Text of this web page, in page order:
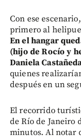
Con ese
primero al
En el hangar
(hijo de Rocío y
Daniela
quienes
después en un
El recorrido
de Río de Janeiro
minutos. Al notar